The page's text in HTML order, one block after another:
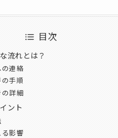
目次
流れとは？
連絡
手順
詳細
ント
影響